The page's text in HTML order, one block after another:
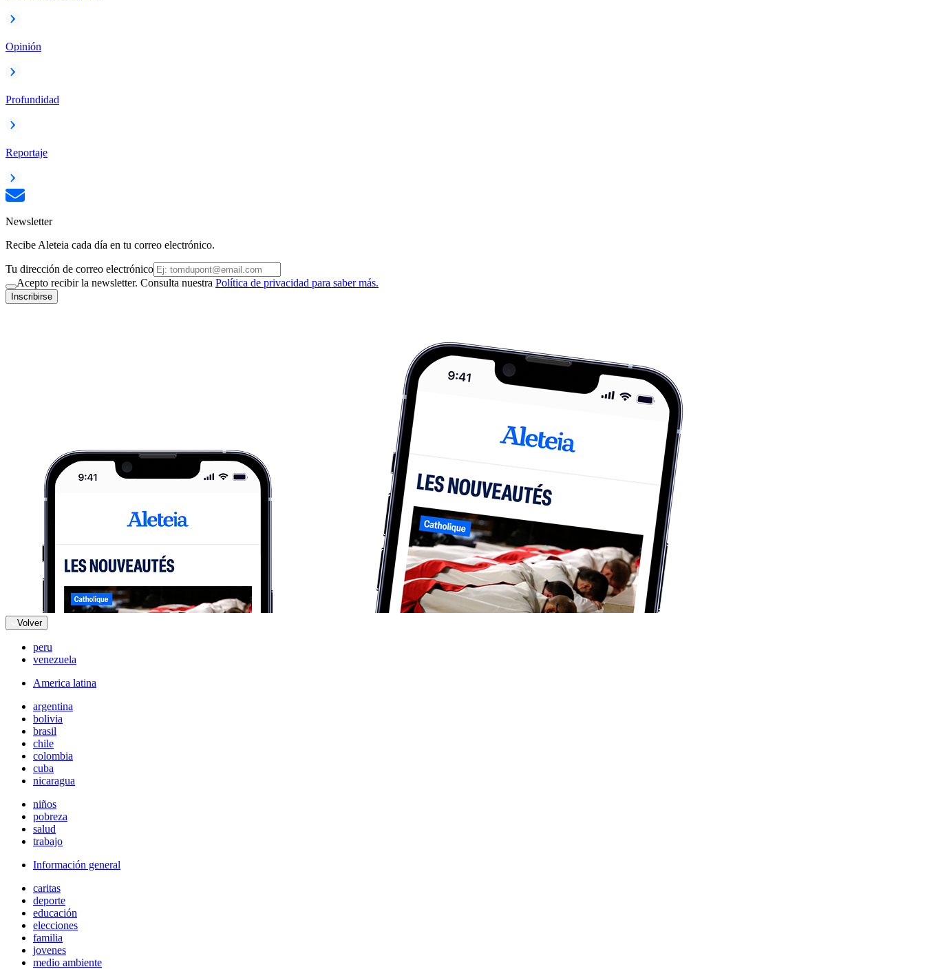
Opinión
Profundidad
Reportaje
Newsletter
Recibe Aleteia cada día en tu correo electrónico.
Tu dirección de correo electrónico
Acepto recibir la newsletter. Consulta nuestra Política de privacidad para saber más.
Inscribirse
Volver
peru
venezuela
America latina
argentina
bolivia
brasil
chile
colombia
cuba
nicaragua
niños
pobreza
salud
trabajo
Información general
caritas
deporte
educación
elecciones
familia
jovenes
medio ambiente